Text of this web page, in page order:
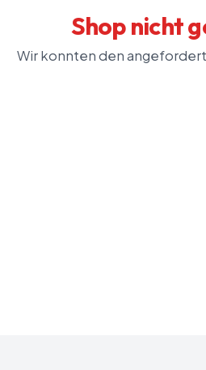
Shop nicht
Wir konnten den